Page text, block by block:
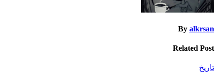
By alkrsan
Related Post
تاريخ